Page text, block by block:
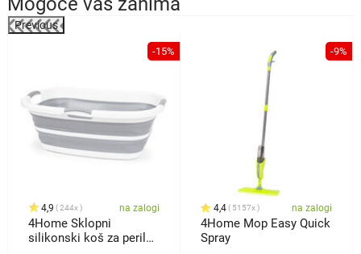
Previous
-15%
4,9 244x na zalogi
4Home Sklopni
silikonski koš za perilo
-9%
4,4 5157x na zalogi
4Home Mop Easy Quick
Spray